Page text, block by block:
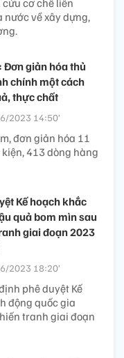
cứu cơ chế liên
về xây dựng,
Đơn giản hóa thủ
chính một cách
thực chất
2023 14:50’
đơn giản hóa 11
413 dòng hàng
Kế hoạch khắc
quả bom mìn sau
giai đoạn 2023
2023 18:20’
phê duyệt Kế
động quốc gia
tranh giai đoạn